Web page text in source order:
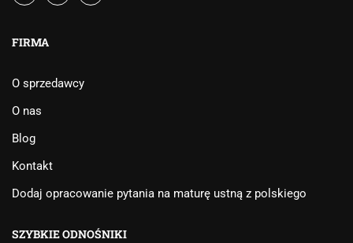
FIRMA
O sprzedawcy
O nas
Blog
Kontakt
Dodaj opracowanie pytania na maturę ustną z polskiego
SZYBKIE ODNOŚNIKI